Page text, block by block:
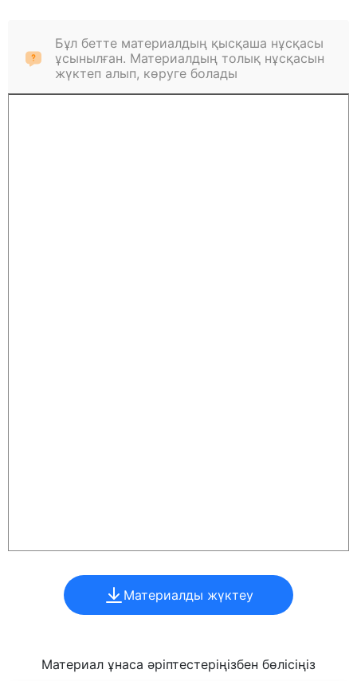
Бұл бетте материалдың қысқаша нұсқасы
ұсынылған. Материалдың толық нұсқасын
жүктеп алып, көруге болады
Материалды жүктеу
Материал ұнаса әріптестеріңізбен бөлісіңіз